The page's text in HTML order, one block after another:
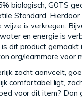
biologisch, GOTS
Standard.
is verkregen.
en energie is
dit product gemaakt
learnmore voor
zacht aanvoelt,
comfortabel ligt,
voor dit item? Dan